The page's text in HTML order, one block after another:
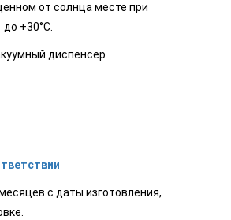
от солнца месте при
+30°C.
диспенсер
с даты изготовления,